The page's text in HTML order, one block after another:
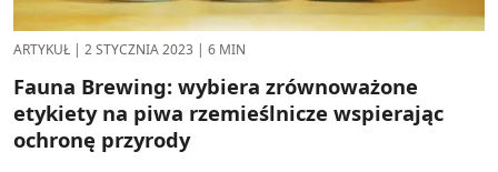
ARTYKUŁ | 2 STYCZNIA 2023 | 6 MIN
Fauna Brewing: wybiera zrównoważone
etykiety na piwa rzemieślnicze wspierając
ochronę przyrody